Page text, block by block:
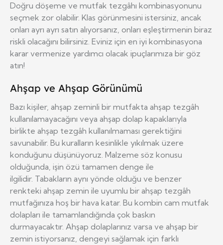
Doğru döşeme ve mutfak tezgâhı kombinasyonunu
seçmek zor olabilir. Klas görünmesini istersiniz, ancak
onları ayrı ayrı satın alıyorsanız, onları eşleştirmenin biraz
riskli olacağını bilirsiniz. Eviniz için en iyi kombinasyona
karar vermenize yardımcı olacak ipuçlarımıza bir göz
atın!
Ahşap ve Ahşap Görünümü
Bazı kişiler, ahşap zeminli bir mutfakta ahşap tezgâh
kullanılamayacağını veya ahşap dolap kapaklarıyla
birlikte ahşap tezgâh kullanılmaması gerektiğini
savunabilir. Bu kuralların kesinlikle yıkılmak üzere
konduğunu düşünüyoruz. Malzeme söz konusu
olduğunda, işin özü tamamen denge ile
ilgilidir. Tabakların aynı yönde olduğu ve benzer
renkteki ahşap zemin ile uyumlu bir ahşap tezgâh
mutfağınıza hoş bir hava katar. Bu kombin cam mutfak
dolapları ile tamamlandığında çok baskın
durmayacaktır. Ahşap dolaplarınız varsa ve ahşap bir
zemin istiyorsanız, dengeyi sağlamak için farklı